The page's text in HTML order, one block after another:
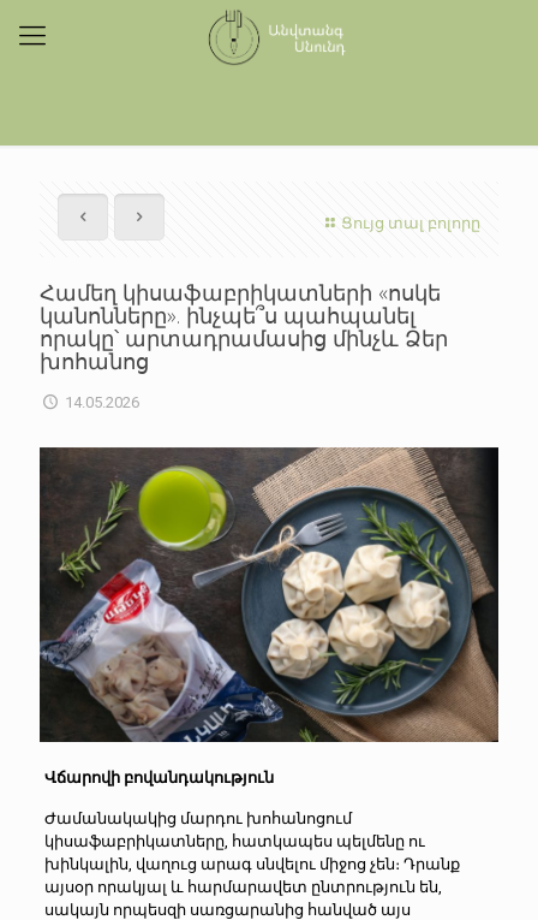
Ցույց տալ բոլորը
Համեղ կիսաֆաբրիկատների «ոսկե
կանոնները». ինչպե՞ս պահպանել
որակը՝ արտադրամասից մինչև Ձեր
խոհանոց
14.05.2026
Վճարովի բովանդակություն
Ժամանակակից մարդու խոհանոցում
կիսաֆաբրիկատները, հատկապես պելմենը ու
խինկալին, վաղուց արագ սնվելու միջոց չեն։ Դրանք
այսօր որակյալ և հարմարավետ ընտրություն են,
սակայն որպեսզի սառցարանից հանված այս